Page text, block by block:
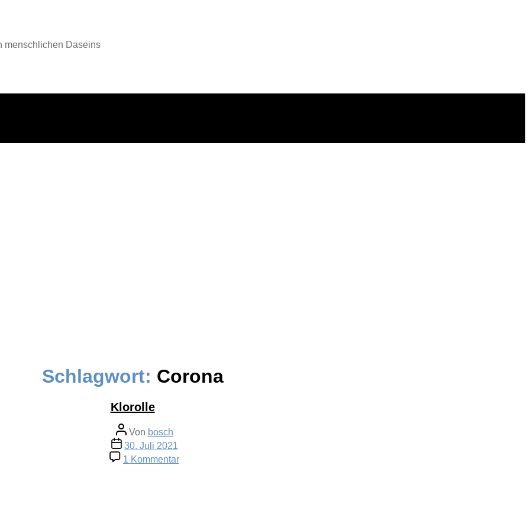
menschlichen Daseins
Schlagwort: Corona
Klorolle
Beitragsautor
Von bosch
Veröffentlichungsdatum
30. Juli 2021
1 Kommentarzu
Klorolle